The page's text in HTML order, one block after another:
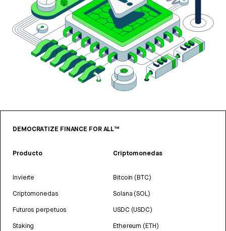
DEMOCRATIZE FINANCE FOR ALL™
Producto
Invierte
Criptomonedas
Futuros perpetuos
Staking
Criptomonedas
Bitcoin (BTC)
Solana (SOL)
USDC (USDC)
Ethereum (ETH)